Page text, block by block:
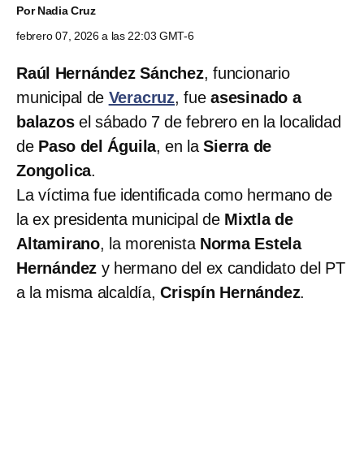
PorNadia Cruz
febrero 07, 2026 a las 22:03 GMT-6
Raúl Hernández Sánchez, funcionario
municipal de Veracruz, fueasesinado a
balazos el sábado 7 de febrero en la localidad
de Paso del Águila, en laSierra de
Zongolica.
La víctima fue identificada como hermano de
la ex presidenta municipal de Mixtla de
Altamirano, la morenista Norma Estela
Hernández y hermano del ex candidato del PT
a la misma alcaldía,Crispín Hernández.